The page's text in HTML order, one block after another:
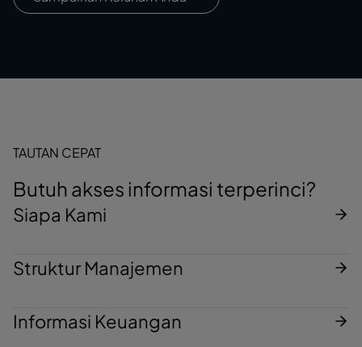
TAUTAN CEPAT
Butuh akses informasi terperinci?
Siapa Kami
Struktur Manajemen
Informasi Keuangan